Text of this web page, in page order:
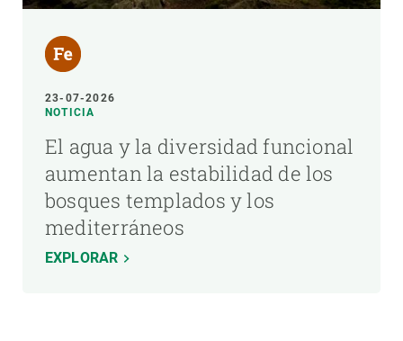
23-07-2026
NOTICIA
El agua y la diversidad funcional
aumentan la estabilidad de los
bosques templados y los
mediterráneos
EXPLORAR